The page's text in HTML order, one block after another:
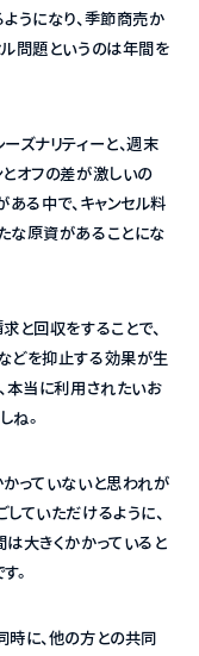
うになり、季節商売か
問題というのは年間を
ズナリティーと、週末
オフの差が激しいの
ある中で、キャンセル料
な原資があることにな
と回収をすることで、
どを抑止する効果が生
本当に利用されたいお
ね。
っていないと思われが
ていただけるように、
大きくかかっていると
。
に、他の方との共同